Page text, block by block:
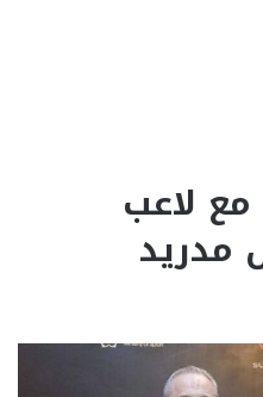
مع لاعب
مدريد